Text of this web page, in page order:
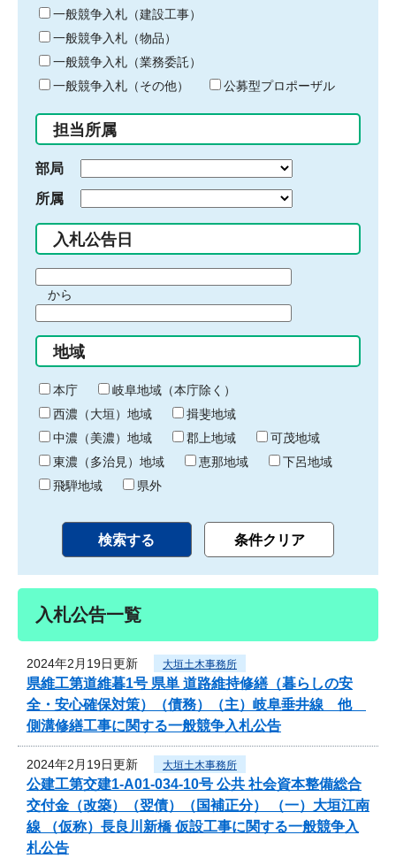
キ
ー
ワ
ー
ド
入
力
一般競争入札（建設工事）
一般競争入札（物品）
一般競争入札（業務委託）
一般競争入札（その他）
公募型プロポーザル
担当所属
部局
所属
入札公告日
間
始
り
から
間
終
わ
り
地域
本庁
岐阜地域（本庁除く）
西濃（大垣）地域
揖斐地域
中濃（美濃）地域
郡上地域
可茂地域
東濃（多治見）地域
恵那地域
下呂地域
飛騨地域
県外
入札公告一覧
2024年2月19日更新 大垣土木事務所
県維工第道維暮1号 県単 道路維持修繕（暮らしの安
全・安心確保対策）（債務）（主）岐阜垂井線 他
側溝修繕工事に関する一般競争入札公告
2024年2月19日更新 大垣土木事務所
公建工第交建1-A01-034-10号 公共 社会資本整備総合
交付金（改築）（翌債）（国補正分） （一）大垣江南
線 （仮称）長良川新橋 仮設工事に関する一般競争入
札公告